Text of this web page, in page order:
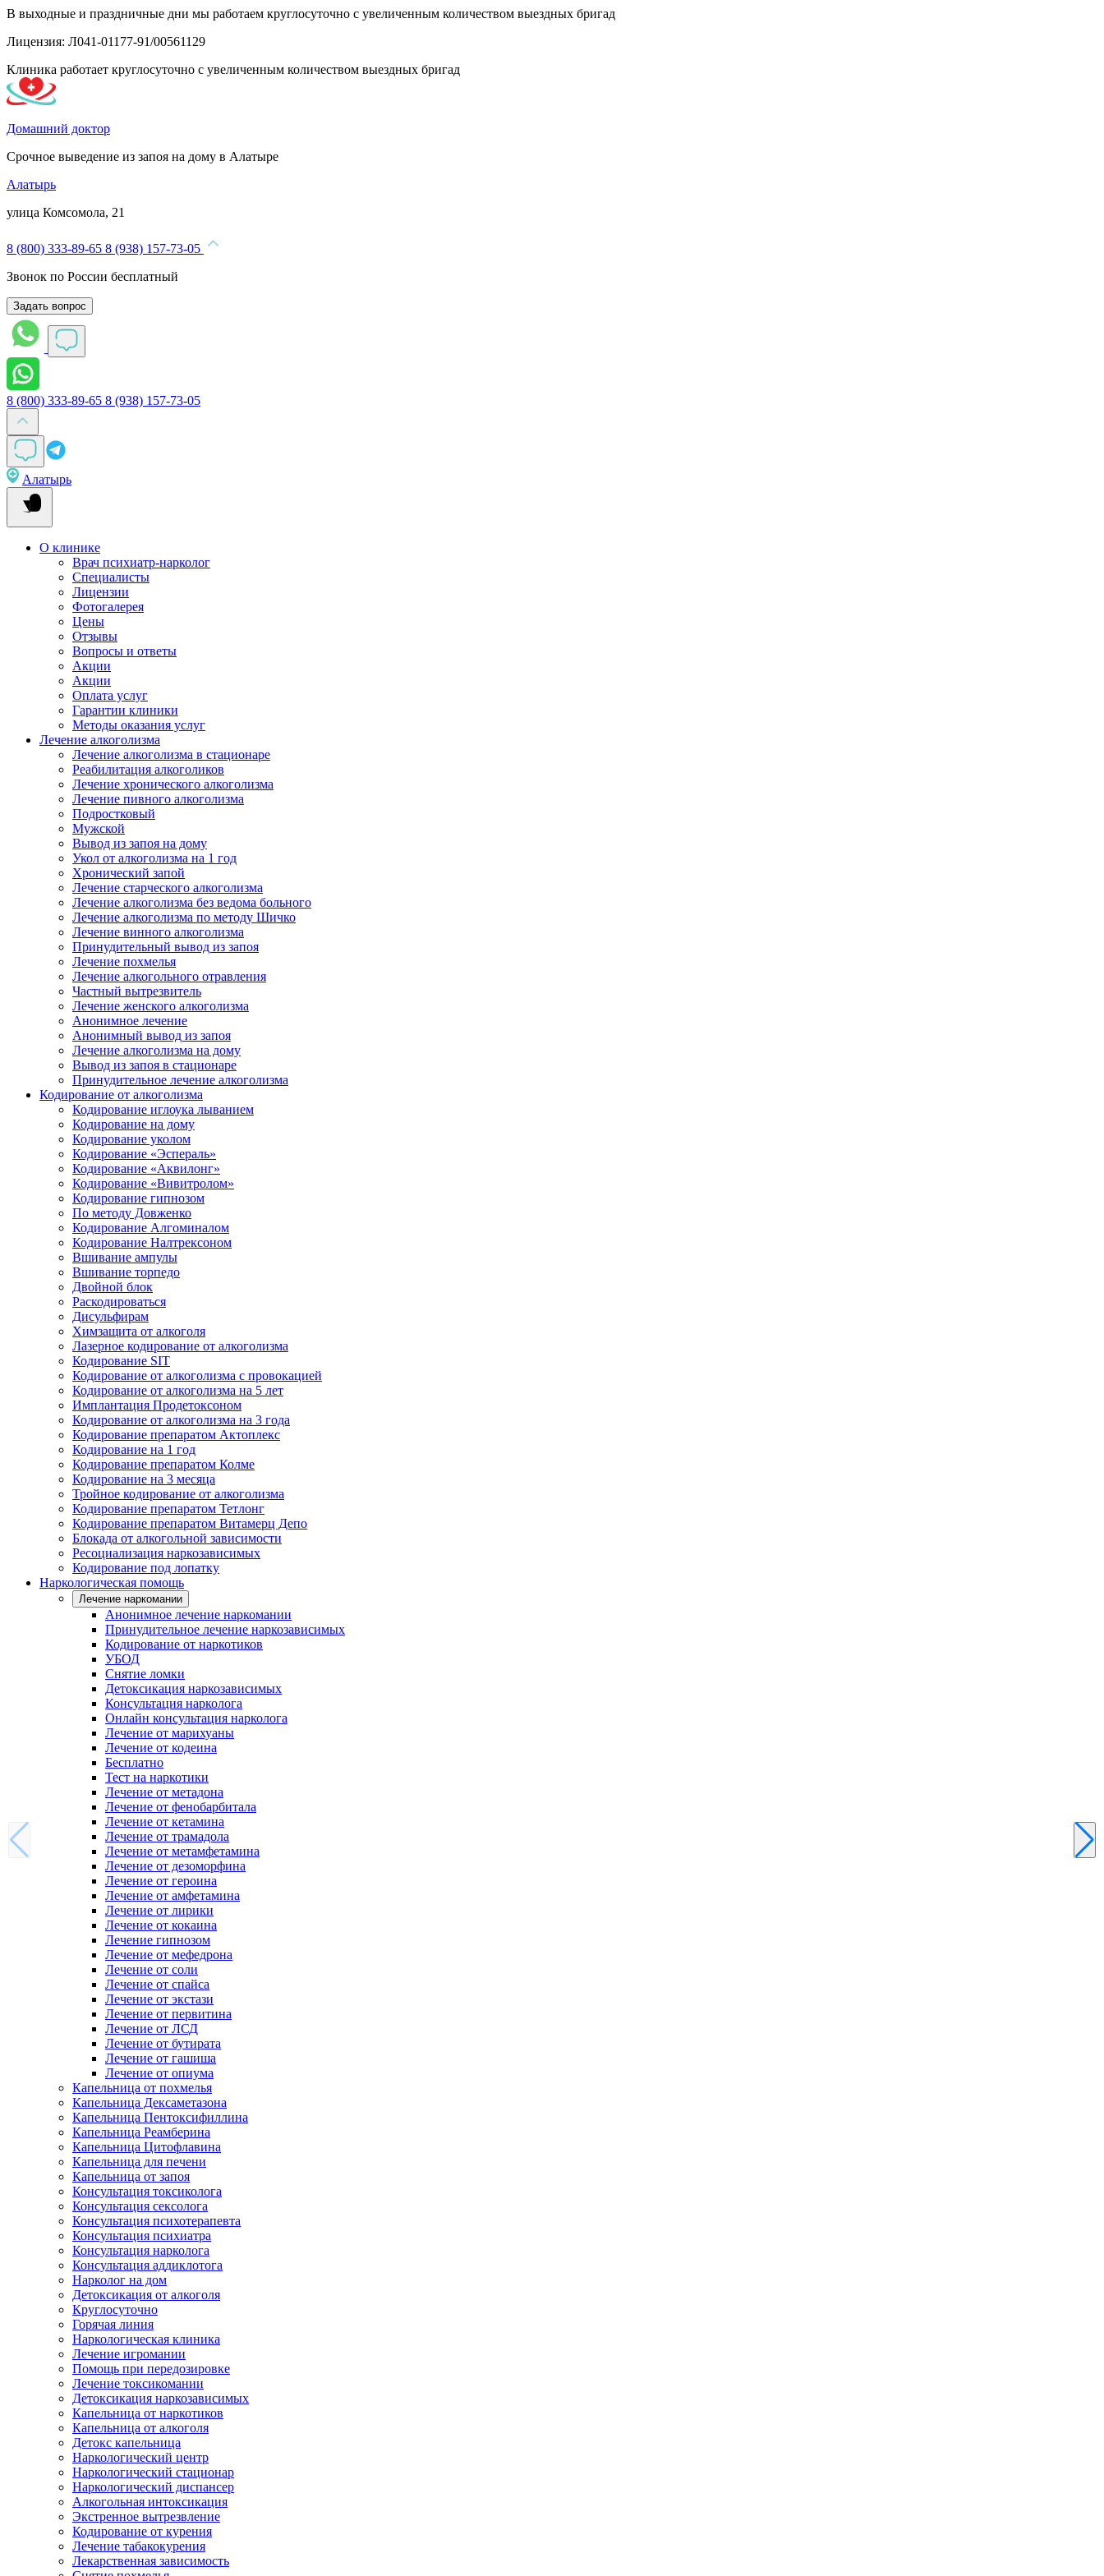
В выходные и праздничные дни мы работаем круглосуточно с увеличенным количеством выездных бригад
Лицензия: Л041-01177-91/00561129
Клиника работает круглосуточно с увеличенным количеством выездных бригад
Домашний доктор
Срочное выведение из запоя на дому в Алатыре
Алатырь
улица Комсомола, 21
8 (800) 333-89-65 8 (938) 157-73-05
Звонок по России бесплатный
Задать вопрос
8 (800) 333-89-65 8 (938) 157-73-05
Алатырь
О клинике
Врач психиатр-нарколог
Специалисты
Лицензии
Фотогалерея
Цены
Отзывы
Вопросы и ответы
Акции
Акции
Оплата услуг
Гарантии клиники
Методы оказания услуг
Лечение алкоголизма
Лечение алкоголизма в стационаре
Реабилитация алкоголиков
Лечение хронического алкоголизма
Лечение пивного алкоголизма
Подростковый
Мужской
Вывод из запоя на дому
Укол от алкоголизма на 1 год
Хронический запой
Лечение старческого алкоголизма
Лечение алкоголизма без ведома больного
Лечение алкоголизма по методу Шичко
Лечение винного алкоголизма
Принудительный вывод из запоя
Лечение похмелья
Лечение алкогольного отравления
Частный вытрезвитель
Лечение женского алкоголизма
Анонимное лечение
Анонимный вывод из запоя
Лечение алкоголизма на дому
Вывод из запоя в стационаре
Принудительное лечение алкоголизма
Кодирование от алкоголизма
Кодирование иглоука лыванием
Кодирование на дому
Кодирование уколом
Кодирование «Эспераль»
Кодирование «Аквилонг»
Кодирование «Вивитролом»
Кодирование гипнозом
По методу Довженко
Кодирование Алгоминалом
Кодирование Налтрексоном
Вшивание ампулы
Вшивание торпедо
Двойной блок
Раскодироваться
Дисульфирам
Химзащита от алкоголя
Лазерное кодирование от алкоголизма
Кодирование SIT
Кодирование от алкоголизма с провокацией
Кодирование от алкоголизма на 5 лет
Имплантация Продетоксоном
Кодирование от алкоголизма на 3 года
Кодирование препаратом Актоплекс
Кодирование на 1 год
Кодирование препаратом Колме
Кодирование на 3 месяца
Тройное кодирование от алкоголизма
Кодирование препаратом Тетлонг
Кодирование препаратом Витамерц Депо
Блокада от алкогольной зависимости
Ресоциализация наркозависимых
Кодирование под лопатку
Наркологическая помощь
Лечение наркомании
Анонимное лечение наркомании
Принудительное лечение наркозависимых
Кодирование от наркотиков
УБОД
Снятие ломки
Детоксикация наркозависимых
Консультация нарколога
Онлайн консультация нарколога
Лечение от марихуаны
Лечение от кодеина
Бесплатно
Тест на наркотики
Лечение от метадона
Лечение от фенобарбитала
Лечение от кетамина
Лечение от трамадола
Лечение от метамфетамина
Лечение от дезоморфина
Лечение от героина
Лечение от амфетамина
Лечение от лирики
Лечение от кокаина
Лечение гипнозом
Лечение от мефедрона
Лечение от соли
Лечение от спайса
Лечение от экстази
Лечение от первитина
Лечение от ЛСД
Лечение от бутирата
Лечение от гашиша
Лечение от опиума
Капельница от похмелья
Капельница Дексаметазона
Капельница Пентоксифиллина
Капельница Реамберина
Капельница Цитофлавина
Капельница для печени
Капельница от запоя
Консультация токсиколога
Консультация сексолога
Консультация психотерапевта
Консультация психиатра
Консультация нарколога
Консультация аддиклотога
Нарколог на дом
Детоксикация от алкоголя
Круглосуточно
Горячая линия
Наркологическая клиника
Лечение игромании
Помощь при передозировке
Лечение токсикомании
Детоксикация наркозависимых
Капельница от наркотиков
Капельница от алкоголя
Детокс капельница
Наркологический центр
Наркологический стационар
Наркологический диспансер
Алкогольная интоксикация
Экстренное вытрезвление
Кодирование от курения
Лечение табакокурения
Лекарственная зависимость